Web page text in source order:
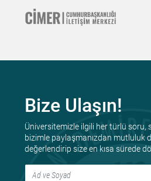
Bize Ulaşın!
Üniversitemizle ilgili her türlü soru,
bizimle paylaşmanızdan mutluluk
değerlendirip size en kısa sürede